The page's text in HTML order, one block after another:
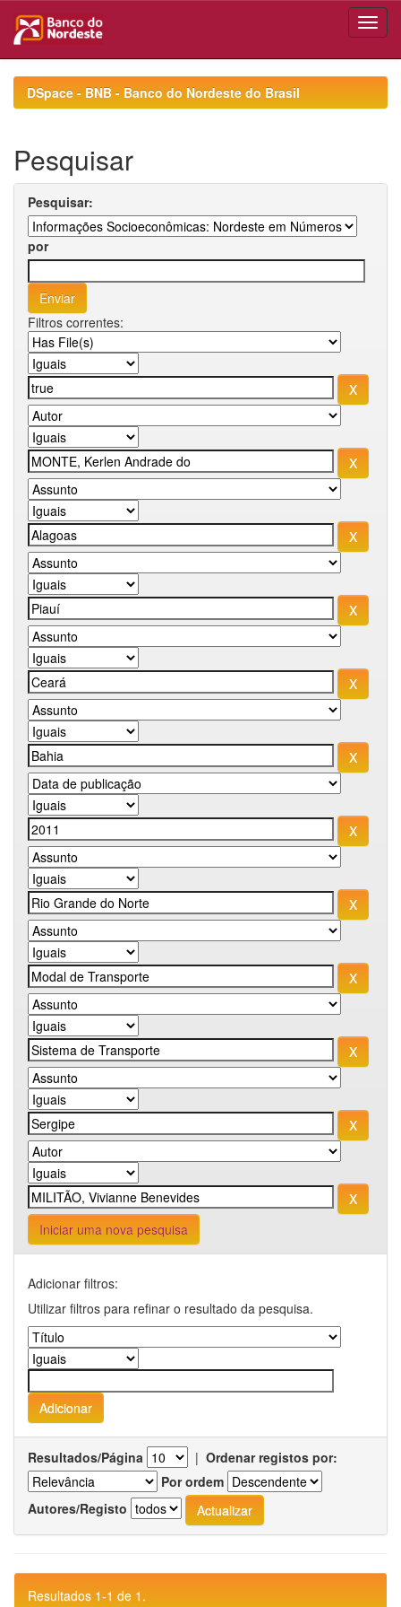
navigationDSpace - BNB - Banco do Nordeste do Brasil
Pesquisar
Pesquisar:
por
Filtros correntes:
Iniciar uma nova pesquisa
Adicionar filtros:
Utilizar filtros para refinar o resultado da pesquisa.
Resultados/Página | Ordenar registos por:
Por ordem
Autores/Registo
Resultados 1-1 de 1.